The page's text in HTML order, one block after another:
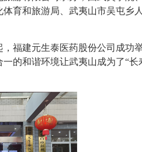
育和旅游局、武夷山市吴屯乡
，福建元生泰医药股份公司成功
的和谐环境让武夷山成为了“长